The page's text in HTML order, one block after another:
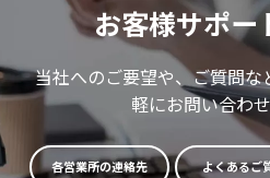
お客様サポー
当社へのご要望や、ご質問
軽にお問い合わ
各営業所の連絡先 よくあるご